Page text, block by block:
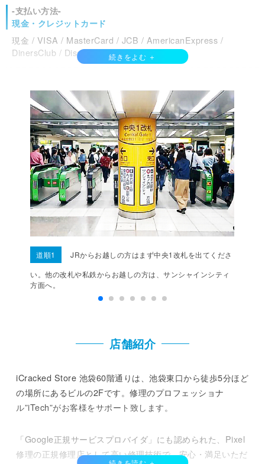
-支払い方法-
現金・クレジットカード
現金 / VISA / MasterCard / JCB / AmericanExpress /
DinersClub / Discover /
PayPay / d払い / auPay /
道順1
JRからお越しの方はまず中央1改札を出てくださ
い。他の改札や私鉄からお越しの方は、サンシャインシティ
方面へ。
店舗紹介
iCracked Store 池袋60階通りは、池袋東口から徒歩5分ほど
の場所にあるビルの2Fです。修理のプロフェッショナ
ル”iTech”がお客様をサポート致します。
「Google正規サービスプロバイダ」にも認められた、Pixel
修理の正規修理店として高い修理技術で、安心・満足いただ